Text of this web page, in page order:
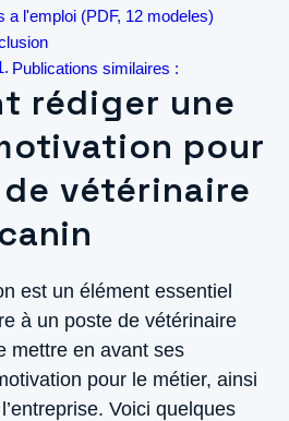
a l'emploi (PDF, 12 modeles)
Publications similaires :
rédiger une
pour
vétérinaire
canin
est un élément essentiel
à un poste de vétérinaire
mettre en avant ses
pour le métier, ainsi
Voici quelques